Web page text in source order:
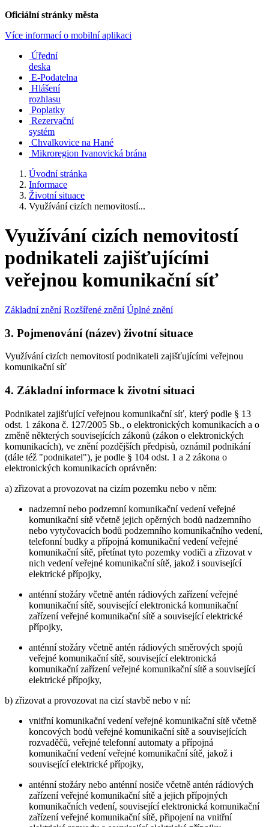
Oficiální stránky města
Více informací o mobilní aplikaci
Úřední
deska
E-Podatelna
Hlášení
rozhlasu
Poplatky
Rezervační
systém
Chvalkovice na Hané
Mikroregion Ivanovická brána
Úvodní stránka
Informace
Životní situace
Využívání cizích nemovitostí...
Využívání cizích nemovitostí
podnikateli zajišťujícími
veřejnou komunikační síť
Základní znění Rozšířené znění Úplné znění
3. Pojmenování (název) životní situace
Využívání cizích nemovitostí podnikateli zajišťujícími veřejnou
komunikační síť
4. Základní informace k životní situaci
Podnikatel zajišťující veřejnou komunikační síť, který podle § 13
odst. 1 zákona č. 127/2005 Sb., o elektronických komunikacích a o
změně některých souvisejících zákonů (zákon o elektronických
komunikacích), ve znění pozdějších předpisů, oznámil podnikání
(dále též "podnikatel"), je podle § 104 odst. 1 a 2 zákona o
elektronických komunikacích oprávněn:
a) zřizovat a provozovat na cizím pozemku nebo v něm:
nadzemní nebo podzemní komunikační vedení veřejné
komunikační sítě včetně jejich opěrných bodů nadzemního
nebo vytyčovacích bodů podzemního komunikačního vedení,
telefonní budky a přípojná komunikační vedení veřejné
komunikační sítě, přetínat tyto pozemky vodiči a zřizovat v
nich vedení veřejné komunikační sítě, jakož i související
elektrické přípojky,
anténní stožáry včetně antén rádiových zařízení veřejné
komunikační sítě, související elektronická komunikační
zařízení veřejné komunikační sítě a související elektrické
přípojky,
anténní stožáry včetně antén rádiových směrových spojů
veřejné komunikační sítě, související elektronická
komunikační zařízení veřejné komunikační sítě a související
elektrické přípojky,
b) zřizovat a provozovat na cizí stavbě nebo v ní:
vnitřní komunikační vedení veřejné komunikační sítě včetně
koncových bodů veřejné komunikační sítě a souvisejících
rozvaděčů, veřejné telefonní automaty a přípojná
komunikační vedení veřejné komunikační sítě, jakož i
související elektrické přípojky,
anténní stožáry nebo anténní nosiče včetně antén rádiových
zařízení veřejné komunikační sítě a jejich přípojných
komunikačních vedení, související elektronická komunikační
zařízení veřejné komunikační sítě, připojení na vnitřní